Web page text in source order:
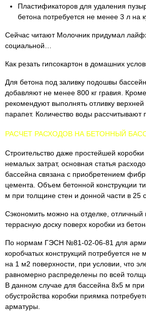
Пластификаторов для удаления
бетона потребуется не менее 3 л на
Сейчас читают Молочник придумал
социальной…
Как резать гипсокартон в домашних
Для бетона под заливку подошвы
добавляют не менее 800 кг гравия.
рекомендуют выполнять отливку
парапет. Количество воды рассчитывают
РАСЧЕТ РАСХОДОВ НА БЕТОННЫЙ
Строительство даже простейшей коробки
немалых затрат, основная статья
бассейна связана с приобретением
цемента. Объем бетонной конструкции
м при толщине стен и донной части в 25
Сэкономить можно на отделке,
террасную доску поверх коробки из
По нормам ГЭСН №81-02-06-81 для
коробчатых конструкций потребуется не
на 1 м2 поверхности, при условии, что
равномерно распределены по всей
В данном случае для бассейна 8х5 м
обустройства коробки приямка
арматуры.